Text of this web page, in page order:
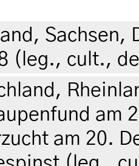
Sachsen,
(leg., cult.,
am
am 20.